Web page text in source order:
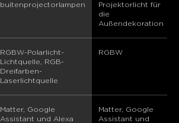
buitenprojectorlampen
Projektorlicht für
die
Außendekoration
RGBW-Polarlicht-
Lichtquelle, RGB-
Dreifarben-
Laserlichtquelle
RGBW
Matter, Google
Assistant und Alexa
Matter, Google
Assistant und